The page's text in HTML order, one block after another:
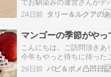
でお馴染みの運営さんがデ
んフロアでイベントを行う
ちのポメラニアンCOCOち
行ってきたよ????〜ママ
てくれてデパートまでスー
一…
24日前
マンゴーの季節がやっ
こんにちは。ご訪問頂きあ
今年もやっと待ちに待った
た???? はい、マンゴー
やうるマルシェ行きまくり
26日前 パピ＆ポメ凸凹日記